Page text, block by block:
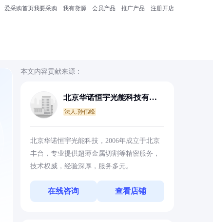
爱采购首页我要采购 我有货源 会员产品 推广产品 注册开店
本文内容贡献来源：
北京华诺恒宇光能科技有限
法人:孙伟峰
北京华诺恒宇光能科技，2006年成立于北京
丰台，专业提供超薄金属切割等精密服务，
技术权威，经验深厚，服务多元。
在线咨询 查看店铺